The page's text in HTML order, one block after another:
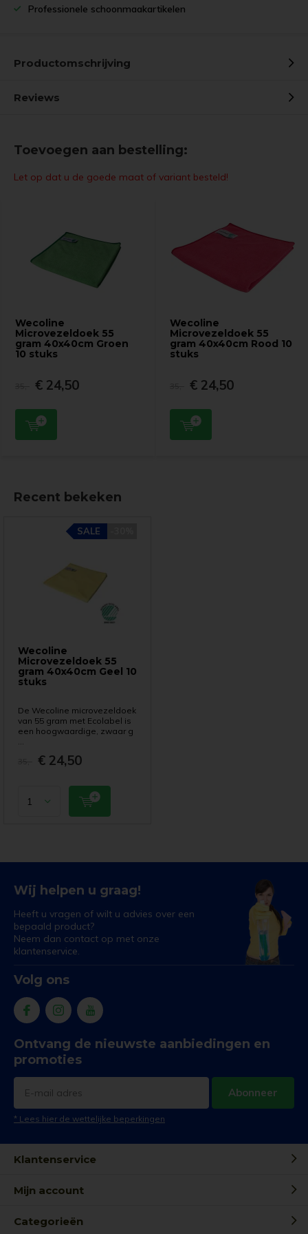
Professionele schoonmaakartikelen
Productomschrijving
Reviews
Toevoegen aan bestelling:
Let op dat u de goede maat of variant besteld!
Wecoline
Microvezeldoek 55
gram 40x40cm Groen
10 stuks
€ 24,50
Wecoline
Microvezeldoek 55
gram 40x40cm Rood 10
stuks
€ 24,50
Recent bekeken
Wecoline
Microvezeldoek 55
gram 40x40cm Geel 10
stuks
SALE
De Wecoline microvezeldoek
van 55 gram met Ecolabel is
een hoogwaardige, zwaar g
...
€ 24,50
Wij helpen u graag!
Heeft u vragen of wilt u advies over een
bepaald product?
Neem dan contact op met onze
klantenservice.
Volg ons
Ontvang de nieuwste aanbiedingen en
promoties
Abonneer
* Lees hier de wettelijke beperkingen
Klantenservice
Mijn account
Categorieën